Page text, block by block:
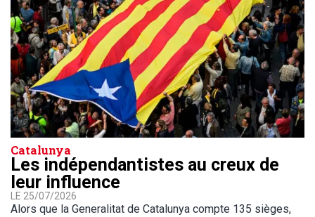
Catalunya
Les indépendantistes au creux de
leur influence
LE 25/07/2026
Alors que la Generalitat de Catalunya compte 135 sièges,